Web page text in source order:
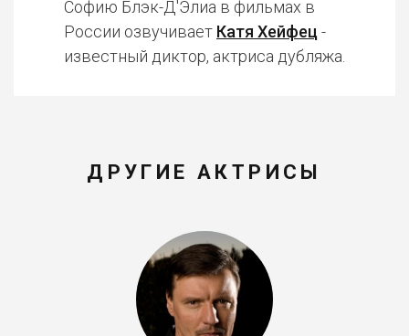
Софию Блэк-Д'Элиа в фильмах в
России озвучивает Катя Хейфец -
известный диктор, актриса дубляжа.
ДРУГИЕ АКТРИСЫ